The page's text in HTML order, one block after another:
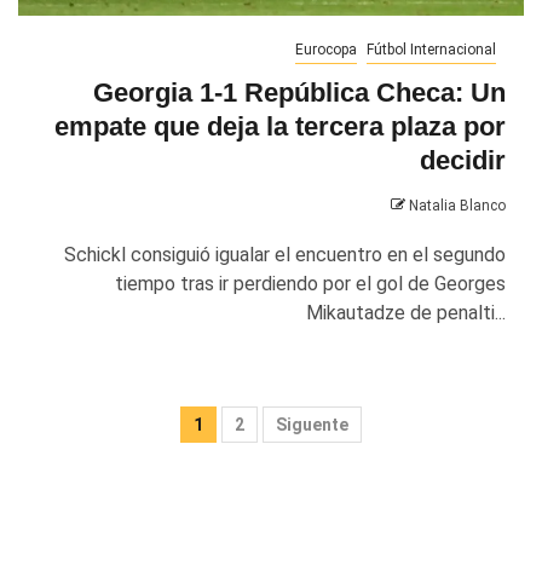
Eurocopa Fútbol Internacional
Georgia 1-1 República Checa: Un
empate que deja la tercera plaza por
decidir
Natalia Blanco
Schickl consiguió igualar el encuentro en el segundo
tiempo tras ir perdiendo por el gol de Georges
Mikautadze de penalti...
Paginación
1 2 Siguente